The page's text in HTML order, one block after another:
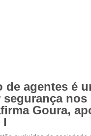
de agentes é
segurança nos
Goura,
I